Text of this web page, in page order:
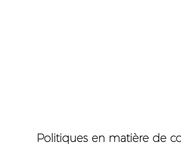
Politiques en matière de